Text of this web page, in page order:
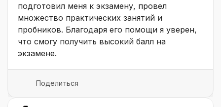
подготовил меня к экзамену, провел
множество практических занятий и
пробников. Благодаря его помощи я уверен,
что смогу получить высокий балл на
экзамене.
Поделиться